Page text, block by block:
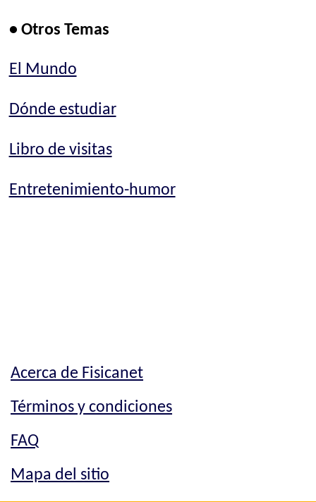
• Otros Temas
El Mundo
Dónde estudiar
Libro de visitas
Entretenimiento-humor
Acerca de Fisicanet
Términos y condiciones
FAQ
Mapa del sitio